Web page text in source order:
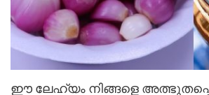
ഈ ലേഹ്യം നിങ്ങളെ